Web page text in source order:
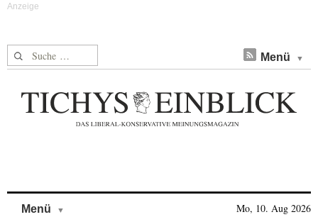
Suche nach: Menü
Menü Mo, 10. Aug 2026